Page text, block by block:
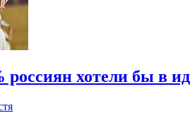
хотели бы в